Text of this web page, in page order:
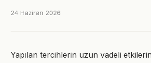
24 Haziran 2026
Yapılan tercihlerin uzun vadeli